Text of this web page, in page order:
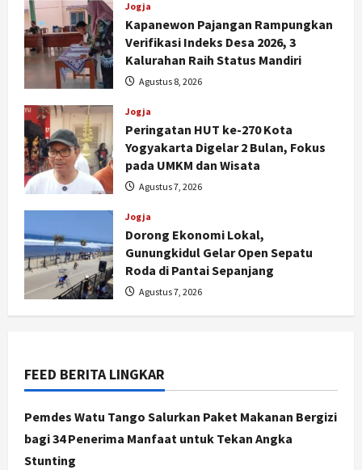
Jogja
Kapanewon Pajangan Rampungkan
Verifikasi Indeks Desa 2026, 3
Kalurahan Raih Status Mandiri
Agustus 8, 2026
Jogja
Peringatan HUT ke-270 Kota
Yogyakarta Digelar 2 Bulan, Fokus
pada UMKM dan Wisata
Agustus 7, 2026
Jogja
Dorong Ekonomi Lokal,
Gunungkidul Gelar Open Sepatu
Roda di Pantai Sepanjang
Agustus 7, 2026
FEED BERITA LINGKAR
Pemdes Watu Tango Salurkan Paket Makanan Bergizi
bagi 34 Penerima Manfaat untuk Tekan Angka
Stunting
Jogja
Siap Pasok Dapur MBG, Lahan
dan Nila
Agustus 9, 2026
Politik
Dana Bantuan Korban TPKS
Targetkan Dana Abadi Rp1 Triliun
4
Jogja
Serapan Danais Bantul Capai 60
Miliar
Agustus 8, 2026